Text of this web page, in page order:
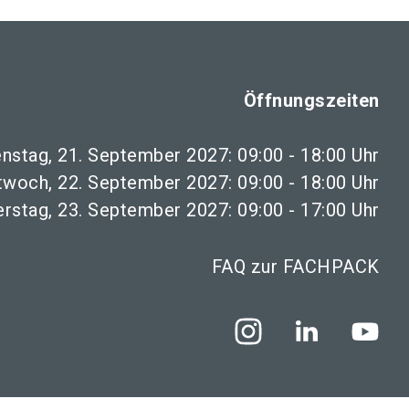
Öffnungszeiten
21. September 2027: 09:00 - 18:00 Uhr
22. September 2027: 09:00 - 18:00 Uhr
23. September 2027: 09:00 - 17:00 Uhr
FAQ zur FACHPACK